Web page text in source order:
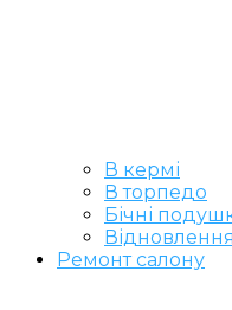
В кермі
В торпедо
Бічні
Ремонт салону